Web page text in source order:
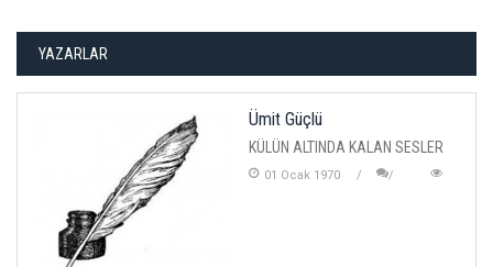
YAZARLAR
Ümit Güçlü
KÜLÜN ALTINDA KALAN SESLER
01 Ocak 1970